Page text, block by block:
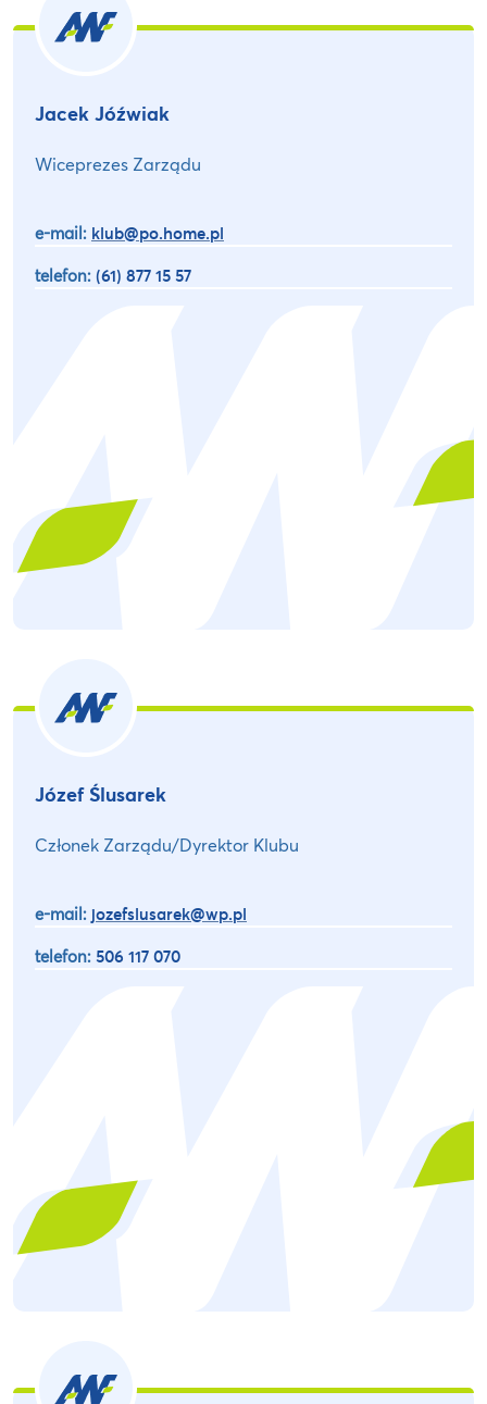
Jacek Jóźwiak
Wiceprezes Zarządu
e-mail: klub@po.home.pl
telefon: (61) 877 15 57
Józef Ślusarek
Członek Zarządu/Dyrektor Klubu
e-mail: jozefslusarek@wp.pl
telefon: 506 117 070